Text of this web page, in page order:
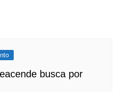
busca por